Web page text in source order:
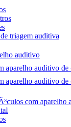
triagem auditiva
auditivo
aparelho auditivo
aparelho auditivo
com aparelho